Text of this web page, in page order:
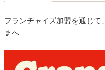
フランチャイズ加盟を通じて
まへ